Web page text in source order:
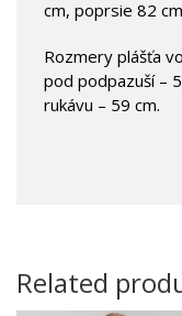
cm, poprsie 82
Rozmery plášťa
pod podpazuší –
rukávu – 59 cm.
Related